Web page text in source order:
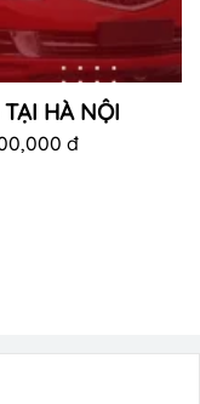
HÀ NỘI
đ